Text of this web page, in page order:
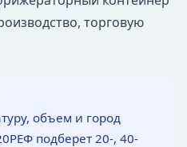
торговую
объем и город
подберет 20-, 40-